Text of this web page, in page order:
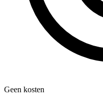
Geen kosten